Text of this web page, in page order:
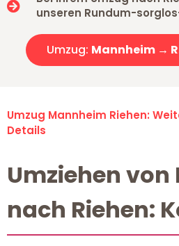
unseren Rundum-
Umzug: Mannheim →
Umzug Mannheim Riehen:
Details
Umziehen
nach Riehen: